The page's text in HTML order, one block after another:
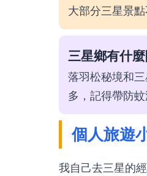
大部分三星景
三星鄉有什
落羽松秘境和
多，記得帶防蚊
個人旅遊
我自己去三星的